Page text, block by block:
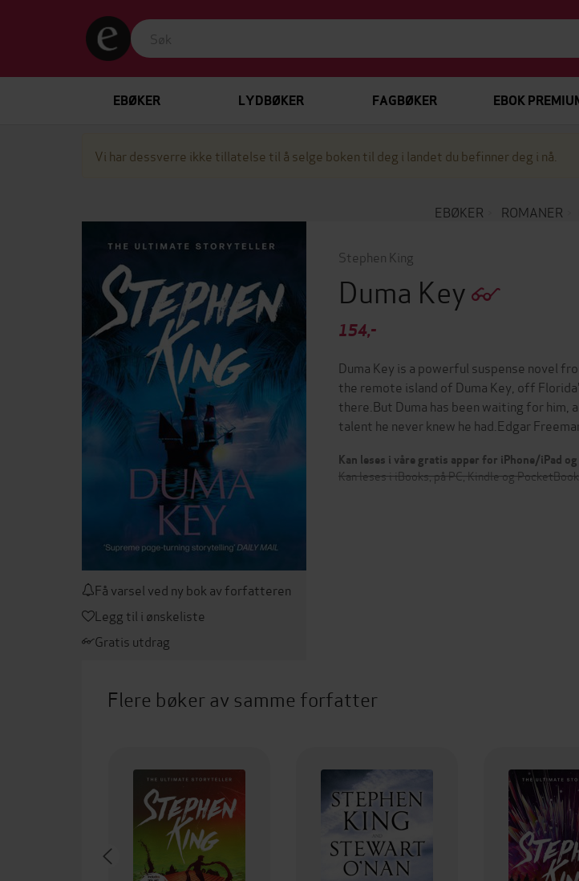
EBØKER LYDBØKER FAGBØKER EBOK
Vi har dessverre ikke tillatelse til å selge boken til deg i landet du befinner deg i nå.
EBØKER ROMANER
Få varsel ved ny bok av forfatteren
Legg til i ønskeliste
Gratis utdrag
Stephen King
Duma Key
154,-
Duma Key is a powerful suspense novel
the remote island of Duma Key, off
there.But Duma has been waiting for him,
talent he never knew he had.Edgar
Kan leses i våre gratis apper for iPhone/iPad
Kan leses i iBooks, på PC, Kindle og PocketBook
Flere bøker av samme forfatter